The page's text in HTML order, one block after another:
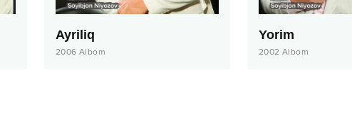
Ayriliq
2006 Albom
Yorim
2002 Albom